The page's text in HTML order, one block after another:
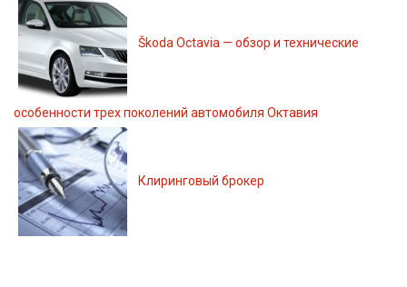
Škoda Octavia — обзор и технические
особенности трех поколений автомобиля Октавия
Клиринговый брокер